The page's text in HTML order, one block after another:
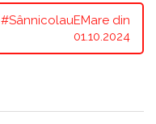
#SânnicolauEMare din
01.10.2024